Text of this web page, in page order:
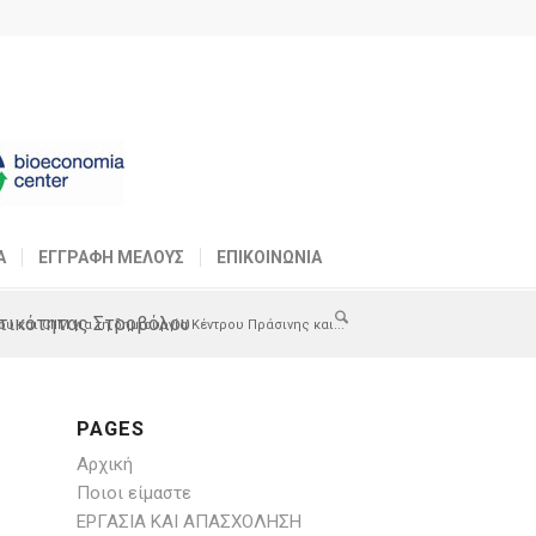
ΕΓΓΡΑΦΗ ΜΕΛΟΥΣ ΕΠΙΚΟΙΝΩΝΙΑ
Στροβόλου
και CIIM για τη δημιουργία Κέντρου Πράσινης και...
PAGES
Αρχική
Ποιοι είμαστε
ΕΡΓΑΣΙΑ ΚΑΙ ΑΠΑΣΧΟΛΗΣΗ